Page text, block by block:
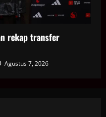
rekap transfer
Agustus 7, 2026